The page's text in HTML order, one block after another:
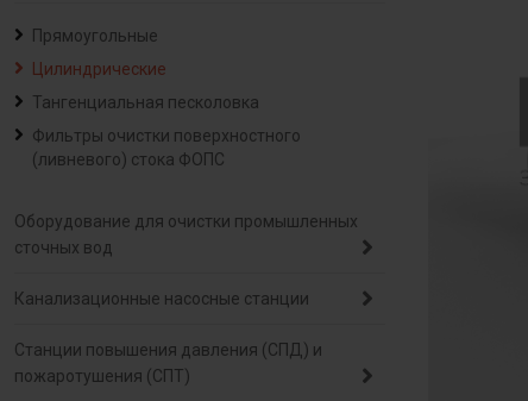
Прямоугольные
Цилиндрические
Тангенциальная песколовка
Фильтры очистки поверхностного
(ливневого) стока ФОПС
Оборудование для очистки промышленных
сточных вод
Канализационные насосные станции
Станции повышения давления (СПД) и
пожаротушения (СПТ)